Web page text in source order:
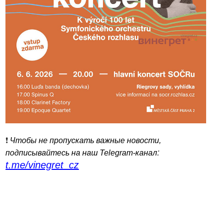
❗️ Чтобы не пропускать важные новости,
подписывайтесь на наш Telegram-канал:
t.me/vinegret_cz